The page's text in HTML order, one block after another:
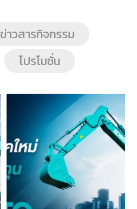
ข่าวสารกิจกรรม
โปรโมชั่น